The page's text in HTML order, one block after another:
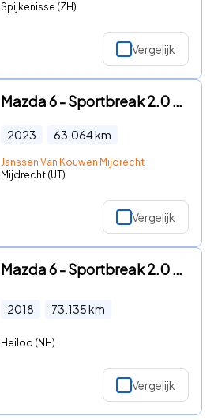
Spijkenisse (ZH)
Vergelijk
Mazda 6 - Sportbreak 2.0 SkyActiv-G 165 Centre-Line Trekhaak Stoelverw
2023 63.064km
Janssen Van Kouwen Mijdrecht
Mijdrecht (UT)
Vergelijk
Mazda 6 - Sportbreak 2.0 SkyActiv-G 165 TS+
2018 73.135km
Heiloo (NH)
Vergelijk